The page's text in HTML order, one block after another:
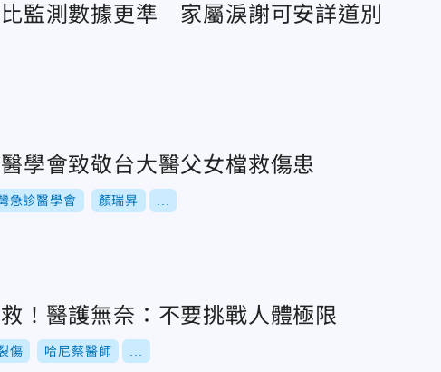
監測數據更準 家屬淚謝可安詳道別
學會致敬台大醫父女檔救傷患
急診醫學會 顏瑞昇
！醫護無奈：不要挑戰人體極限
傷 哈尼蔡醫師